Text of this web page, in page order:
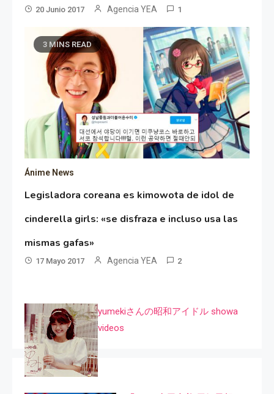
20 Junio 2017 Agencia YEA 1
3 MINS READ
Ánime News
Legisladora coreana es kimowota de idol de
cinderella girls: «se disfraza e incluso usa las
mismas gafas»
17 Mayo 2017 Agencia YEA 2
yumekiさんの昭和アイドル showa
videos